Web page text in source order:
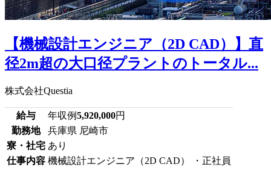
【機械設計エンジニア（2D CAD）】直
径2m超の大口径プラントのトータル...
株式会社Questia
給与 年収例5,920,000円
勤務地
兵庫県 尼崎市
寮・社宅 あり
仕事内容 機械設計エンジニア（2D CAD） ・正社員